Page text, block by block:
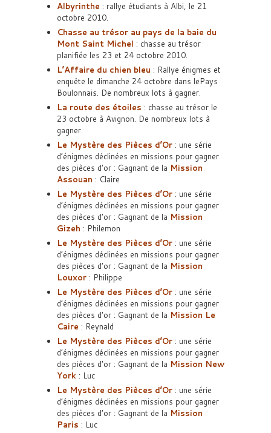
Albyrinthe : rallye étudiants à Albi, le 21
octobre 2010.
Chasse au trésor au pays de la baie du
Mont Saint Michel : chasse au trésor
planifiée les 23 et 24 octobre 2010.
L’Affaire du chien bleu : Rallye énigmes et
enquête le dimanche 24 octobre dans lePays
Boulonnais. De nombreux lots à gagner.
La route des étoiles : chasse au trésor le
23 octobre à Avignon. De nombreux lots à
gagner.
Le Mystère des Pièces d’Or : une série
d’énigmes déclinées en missions pour gagner
des pièces d’or : Gagnant de la Mission
Assouan : Claire
Le Mystère des Pièces d’Or : une série
d’énigmes déclinées en missions pour gagner
des pièces d’or : Gagnant de la Mission
Gizeh : Philemon
Le Mystère des Pièces d’Or : une série
d’énigmes déclinées en missions pour gagner
des pièces d’or : Gagnant de la Mission
Louxor : Philippe
Le Mystère des Pièces d’Or : une série
d’énigmes déclinées en missions pour gagner
des pièces d’or : Gagnant de la Mission Le
Caire : Reynald
Le Mystère des Pièces d’Or : une série
d’énigmes déclinées en missions pour gagner
des pièces d’or : Gagnant de la Mission New
York : Luc
Le Mystère des Pièces d’Or : une série
d’énigmes déclinées en missions pour gagner
des pièces d’or : Gagnant de la Mission
Paris : Luc